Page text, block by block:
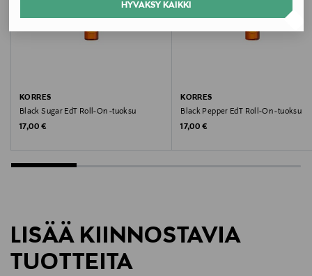
HYVÄKSY KAIKKI
Valmistusmaa
Ranska
Keilaranta 13 A, 02150, Espoo, Finland
Digitaalinen osoite
KORRES
Black Sugar EdT Roll-On -tuoksu
Original Price
17,00 €
KORRES
Black Pepper EdT Roll-On -tuoksu
Original Price
17,00 €
LISÄÄ KIINNOSTAVIA
TUOTTEITA